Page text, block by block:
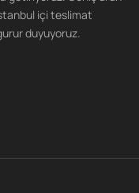
içi teslimat
duyuyoruz.